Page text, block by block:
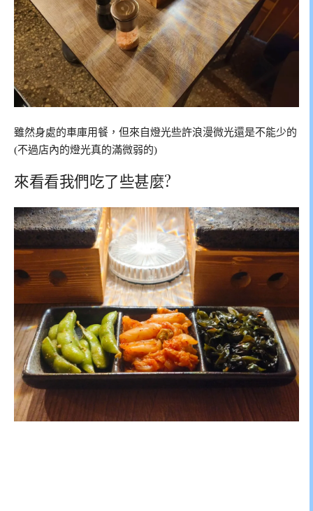
雖然身處的車庫用餐，但來自燈光些許浪漫微光還是不能少的
(不過店內的燈光真的滿微弱的)
來看看我們吃了些甚麼?